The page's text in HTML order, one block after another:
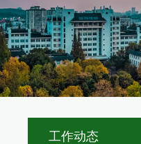
工作动态